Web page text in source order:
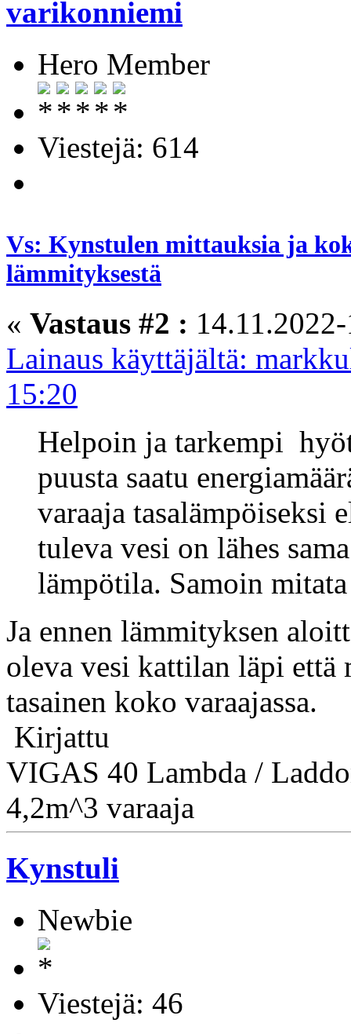
varikonniemi
Hero Member
Viestejä: 614
Vs: Kynstulen mittauksia ja
lämmityksestä
« Vastaus #2 :
Lainaus käyttäjältä:
15:20
Helpoin ja tarkempi
puusta saatu
varaaja tasalämpöiseksi
tuleva vesi on lähes
lämpötila. Samoin
Ja ennen lämmityksen
oleva vesi kattilan läpi
tasainen koko varaajassa.
Kirjattu
VIGAS 40 Lambda /
4,2m^3 varaaja
Kynstuli
Newbie
Viestejä: 46